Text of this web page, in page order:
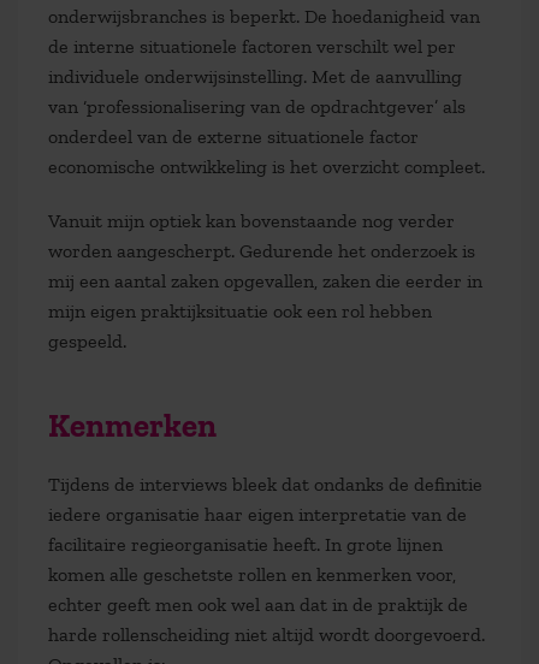
onderwijsbranches is beperkt. De hoedanigheid van
de interne situationele factoren verschilt wel per
individuele onderwijsinstelling. Met de aanvulling
van ‘professionalisering van de opdrachtgever’ als
onderdeel van de externe situationele factor
economische ontwikkeling is het overzicht compleet.
Vanuit mijn optiek kan bovenstaande nog verder
worden aangescherpt. Gedurende het onderzoek is
mij een aantal zaken opgevallen, zaken die eerder in
mijn eigen praktijksituatie ook een rol hebben
gespeeld.
Kenmerken
Tijdens de interviews bleek dat ondanks de definitie
iedere organisatie haar eigen interpretatie van de
facilitaire regieorganisatie heeft. In grote lijnen
komen alle geschetste rollen en kenmerken voor,
echter geeft men ook wel aan dat in de praktijk de
harde rollenscheiding niet altijd wordt doorgevoerd.